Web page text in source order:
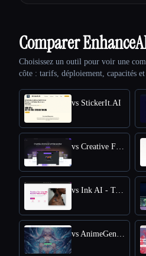
Comparer
Choisissez un outil pour voir une
côte : tarifs, déploiement, capacités
vs StickerIt.AI
vs Creative Fabrica
vs Ink AI - Tattoo Generator
vs AnimeGenius